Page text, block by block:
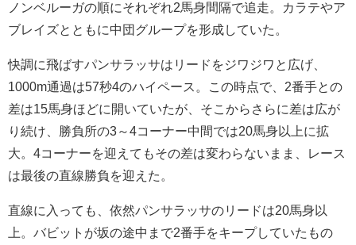
ノンベルーガの順にそれぞれ2馬身間隔で追走。カラテやア
ブレイズとともに中団グループを形成していた。
快調に飛ばすパンサラッサはリードをジワジワと広げ、
1000m通過は57秒4のハイペース。この時点で、2番手との
差は15馬身ほどに開いていたが、そこからさらに差は広が
り続け、勝負所の3～4コーナー中間では20馬身以上に拡
大。4コーナーを迎えてもその差は変わらないまま、レース
は最後の直線勝負を迎えた。
直線に入っても、依然パンサラッサのリードは20馬身以
上。バビットが坂の途中まで2番手をキープしていたもの